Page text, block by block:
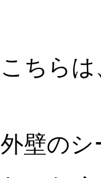
こちら
外壁のシ